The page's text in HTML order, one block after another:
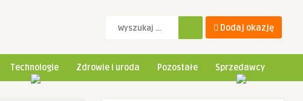
Dodaj okazję
Technologie Zdrowie i uroda Pozostałe Sprzedawcy